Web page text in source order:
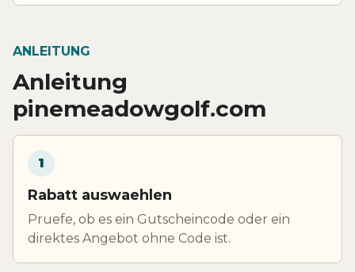
ANLEITUNG
Anleitung
pinemeadowgolf.com
1
Rabatt auswaehlen
Pruefe, ob es ein Gutscheincode oder ein
direktes Angebot ohne Code ist.